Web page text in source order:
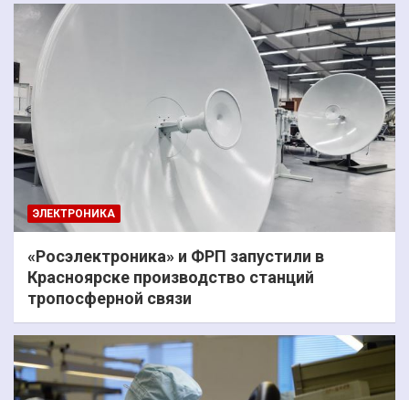
ЭЛЕКТРОНИКА
«Росэлектроника» и ФРП запустили в
Красноярске производство станций
тропосферной связи